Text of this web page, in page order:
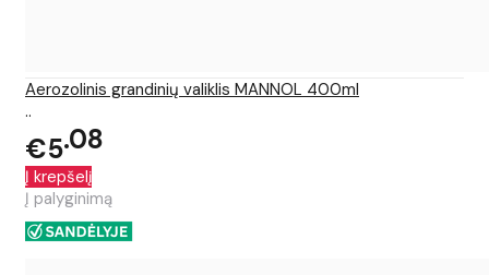
Aerozolinis grandinių valiklis MANNOL 400ml
..
€508
Į krepšelį
Į palyginimą